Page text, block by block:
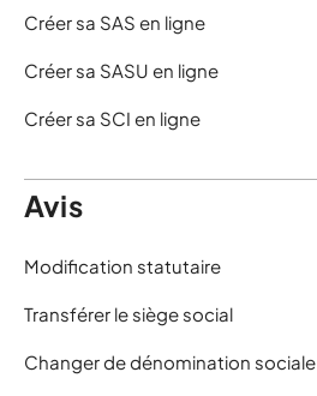
Créer sa SAS en ligne
Créer sa SASU en ligne
Créer sa SCI en ligne
Avis
Modification statutaire
Transférer le siège social
Changer de dénomination sociale